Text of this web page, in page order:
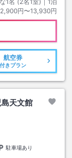
2,900円〜13,930円
航空券
付きプラン
天文館
駐車場あり